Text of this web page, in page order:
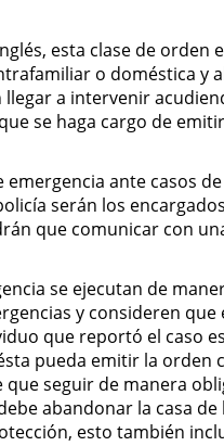
esta clase de
o doméstica y
a intervenir
se haga cargo de
ante casos
serán los
que comunicar con
se ejecutan de
y consideren
que reportó el caso
pueda emitir la orden
seguir de manera
abandonar la casa
esto también